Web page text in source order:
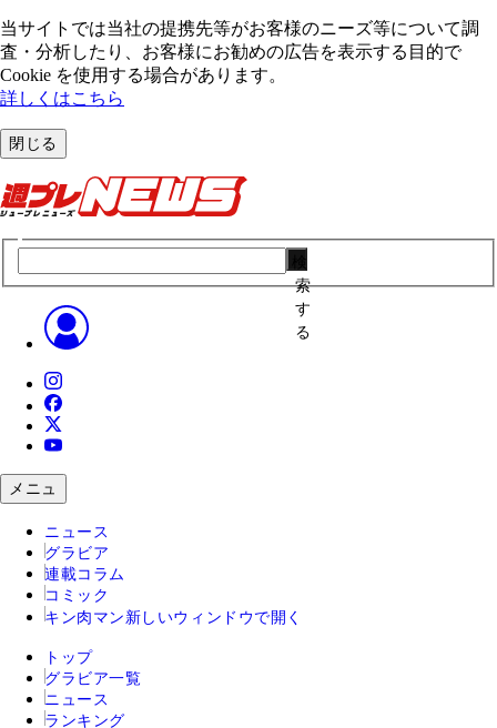
当サイトでは当社の提携先等がお客様のニーズ等について調
査・分析したり、お客様にお勧めの広告を表⽰する⽬的で
Cookie を使⽤する場合があります。
詳しくはこちら
閉じる
索
す
る
メニュ
ニュース
グラビア
連載コラム
コミック
キン肉マン 新しいウィンドウで開く
トップ
グラビア一覧
ニュース
ランキング